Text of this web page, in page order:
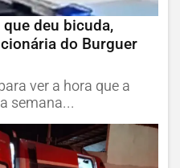
deu bicuda,
do Burguer
ver a hora que a
semana...